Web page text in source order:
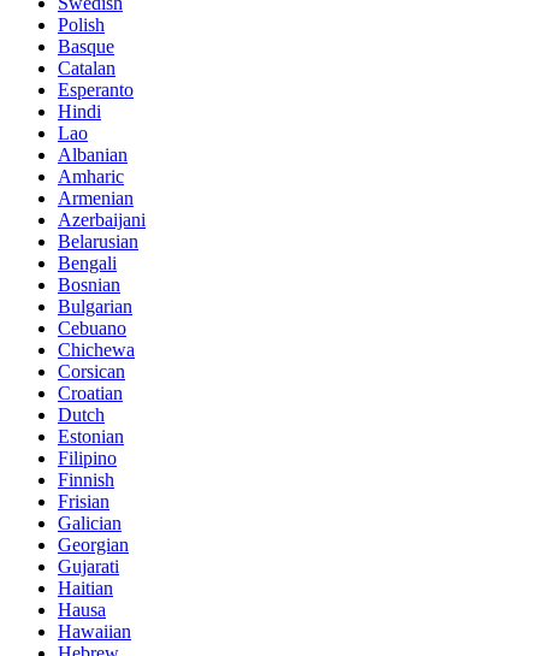
Polish
Basque
Catalan
Esperanto
Hindi
Lao
Albanian
Amharic
Armenian
Azerbaijani
Belarusian
Bengali
Bosnian
Bulgarian
Cebuano
Chichewa
Corsican
Croatian
Dutch
Estonian
Filipino
Finnish
Frisian
Galician
Georgian
Gujarati
Haitian
Hausa
Hawaiian